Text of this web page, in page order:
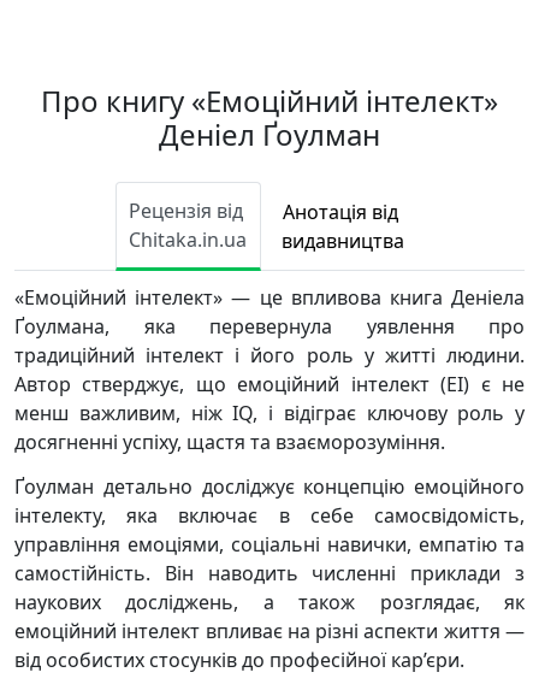
Про книгу «Емоційний інтелект»
Денiел Ґоулман
Рецензія від
Chitaka.in.ua
Анотація від
видавництва
«Емоційний інтелект» — це впливова книга Деніела
Ґоулмана, яка перевернула уявлення про
традиційний інтелект і його роль у житті людини.
Автор стверджує, що емоційний інтелект (EI) є не
менш важливим, ніж IQ, і відіграє ключову роль у
досягненні успіху, щастя та взаєморозуміння.
Ґоулман детально досліджує концепцію емоційного
інтелекту, яка включає в себе самосвідомість,
управління емоціями, соціальні навички, емпатію та
самостійність. Він наводить численні приклади з
наукових досліджень, а також розглядає, як
емоційний інтелект впливає на різні аспекти життя —
від особистих стосунків до професійної кар’єри.